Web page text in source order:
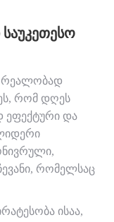
რეალობად
რომ დღეს
ეფექტური და
რომელსაც
ისაა,